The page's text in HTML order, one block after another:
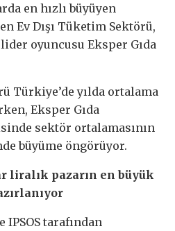
en hızlı büyüyen
Ev Dışı Tüketim Sektörü,
oyuncusu Eksper Gıda
Türkiye’de yılda ortalama
Eksper Gıda
sektör ortalamasının
büyüme öngörüyor.
liralık pazarın en büyük
tarafından